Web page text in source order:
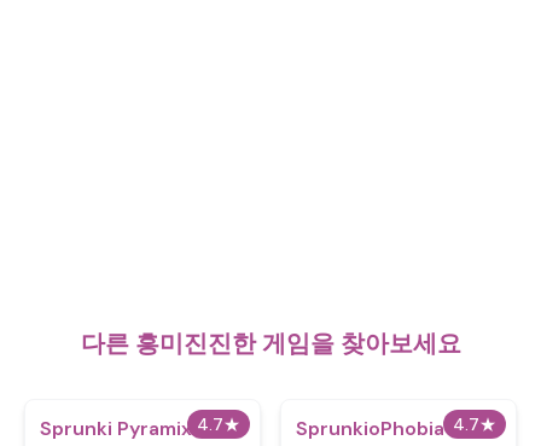
다른 흥미진진한 게임을 찾아보세요
4.7★
Sprunki Pyramixed
4.7★
SprunkioPhobia